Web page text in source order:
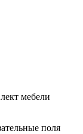
мебели
поля